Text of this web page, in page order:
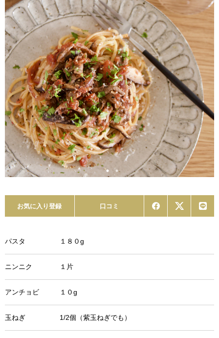
お気に入り登録 口コミ
パスタ １８０g
ニンニク １片
アンチョビ １０g
玉ねぎ 1/2個（紫玉ねぎでも）